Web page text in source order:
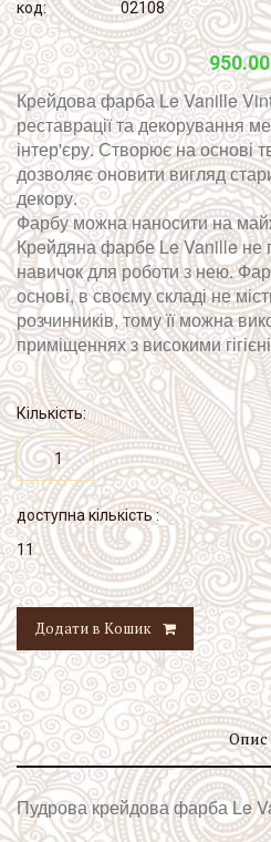
код: 02108
Крейдова фарба Le Vanille
реставрації та декорування
інтер'єру. Створює на основі
дозволяє оновити вигляд
декору.
Фарбу можна наносити на
Крейдяна фарбе Le Vanille не
навичок для роботи з нею.
основі, в своєму складі не
розчинників, тому її можна
приміщеннях з високими
Кількість:
доступна кількість :
11
Додати в Кошик
Опис
Пудрова крейдова фарба Le